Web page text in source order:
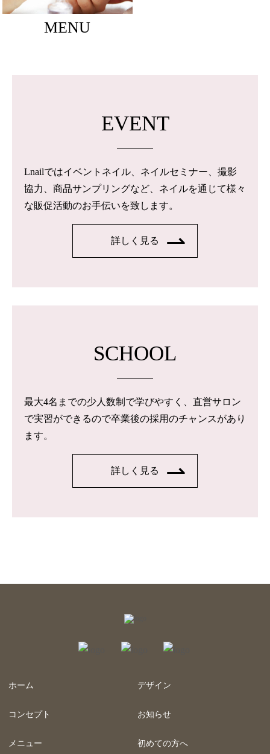
MENU
EVENT
Lnailではイベントネイル、ネイルセミナー、撮影
協力、商品サンプリングなど、ネイルを通じて様々
な販促活動のお手伝いを致します。
詳しく見る
SCHOOL
最大4名までの少人数制で学びやすく、直営サロン
で実習ができるので卒業後の採用のチャンスがあり
ます。
詳しく見る
ホーム
コンセプト
メニュー
デザイン
お知らせ
初めての方へ